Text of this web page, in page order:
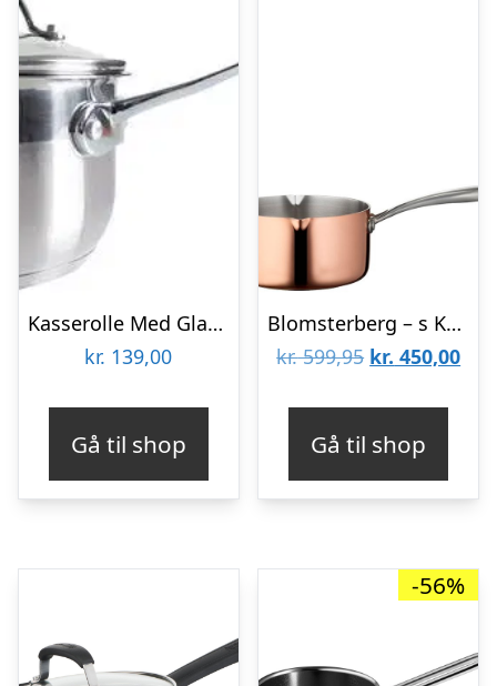
Kasserolle Med Glaslåg 1,8 L
kr. 139,00
Gå til shop
Blomsterberg – s Kasserolle 1,5 liter kobber
kr.599,95 Den
var:
kr. 599,95.
kr. 450,00Den
kr.
Gå til shop
-56%